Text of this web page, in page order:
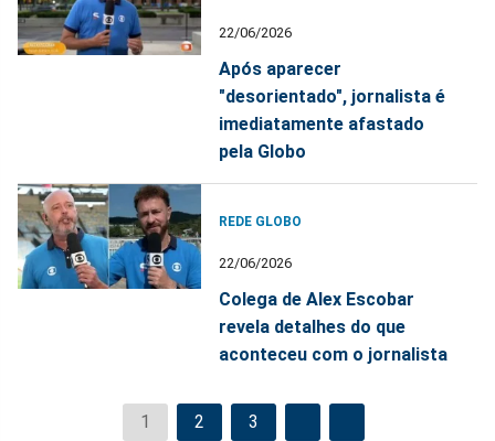
22/06/2026
Após aparecer
"desorientado", jornalista é
imediatamente afastado
pela Globo
REDE GLOBO
22/06/2026
Colega de Alex Escobar
revela detalhes do que
aconteceu com o jornalista
1 2 3